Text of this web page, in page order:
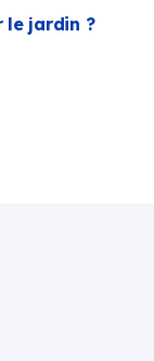
le jardin ?